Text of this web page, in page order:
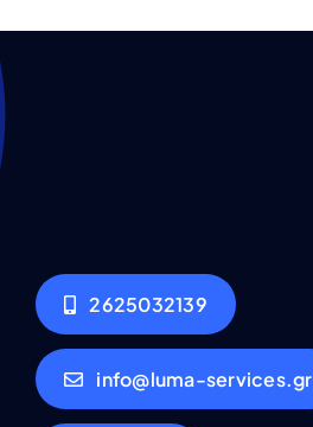
2625032139
info@luma-services.gr